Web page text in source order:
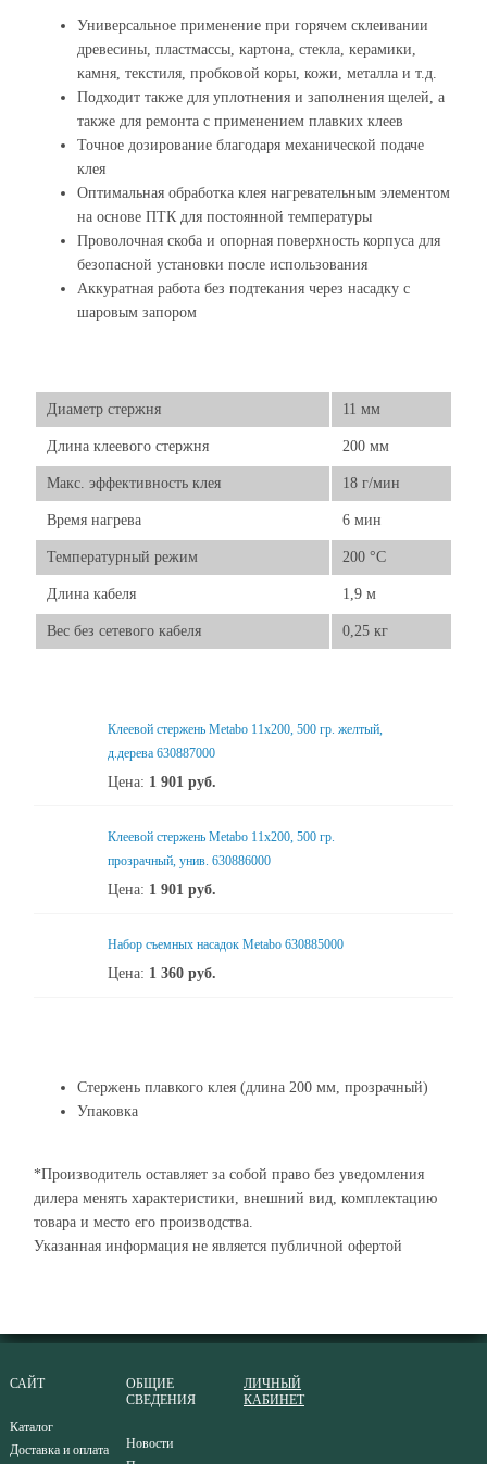
Универсальное применение при горячем склеивании
древесины, пластмассы, картона, стекла, керамики,
камня, текстиля, пробковой коры, кожи, металла и т.д.
Подходит также для уплотнения и заполнения щелей, а
также для ремонта с применением плавких клеев
Точное дозирование благодаря механической подаче
клея
Оптимальная обработка клея нагревательным элементом
на основе ПТК для постоянной температуры
Проволочная скоба и опорная поверхность корпуса для
безопасной установки после использования
Аккуратная работа без подтекания через насадку с
шаровым запором
Диаметр стержня 11 мм
Длина клеевого стержня 200 мм
Макс. эффективность клея 18 г/мин
Время нагрева 6 мин
Температурный режим 200 °C
Длина кабеля 1,9 м
Вес без сетевого кабеля 0,25 кг
Клеевой стержень Metabo 11x200, 500 гр. желтый,
д.дерева 630887000
Цена: 1 901 руб.
Клеевой стержень Metabo 11x200, 500 гр.
прозрачный, унив. 630886000
Цена: 1 901 руб.
Набор съемных насадок Metabo 630885000
Цена: 1 360 руб.
Стержень плавкого клея (длина 200 мм, прозрачный)
Упаковка
*Производитель оставляет за собой право без уведомления
дилера менять характеристики, внешний вид, комплектацию
товара и место его производства.
Указанная информация не является публичной офертой
САЙТ
Каталог
Доставка и оплата
ОБЩИЕ
СВЕДЕНИЯ
Новости
ЛИЧНЫЙ
КАБИНЕТ